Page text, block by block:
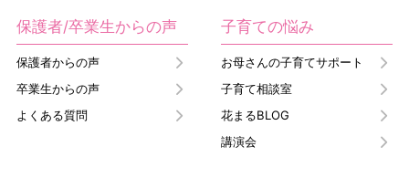
保護者/卒業生からの声
保護者からの声
卒業生からの声
よくある質問
子育ての悩み
お母さんの子育てサポート
子育て相談室
花まるBLOG
講演会